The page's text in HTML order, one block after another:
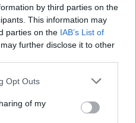
by third parties on the
This information may
parties on the IAB’s List of
further disclose it to other
Opt Outs
of my